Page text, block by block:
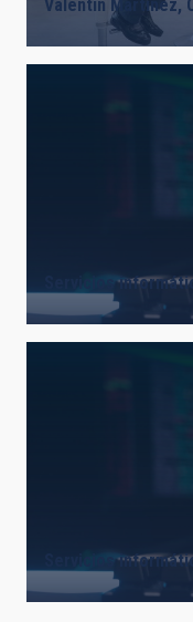
Valentin Martínez,
Servicios
Servicios